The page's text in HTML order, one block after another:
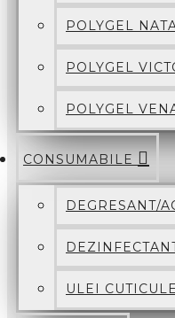
POLYGEL
POLYGEL
POLYGEL
CONSUMABILE
DEGRESANT/
ULEI CUTICULE